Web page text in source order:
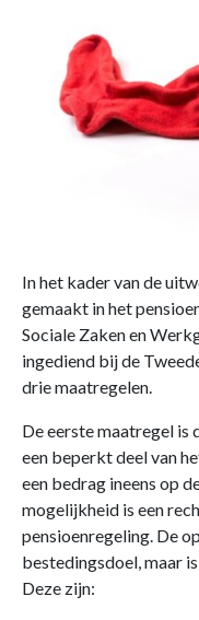
In het kader van de
gemaakt in het
Sociale Zaken en
ingediend bij de
drie maatregelen.
De eerste maatregel is
een beperkt deel van
een bedrag ineens op
mogelijkheid is een
pensioenregeling. De
bestedingsdoel, maar
Deze zijn: